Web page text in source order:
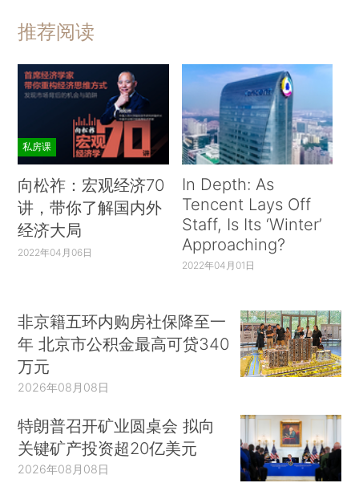
推荐阅读
私房课
向松祚：宏观经济70
讲，带你了解国内外
经济大局
2022年04月06日
In Depth: As
Tencent Lays Off
Staff, Is Its ‘Winter’
Approaching?
2022年04月01日
非京籍五环内购房社保降至一
年 北京市公积金最高可贷340
万元
2026年08月08日
特朗普召开矿业圆桌会 拟向
关键矿产投资超20亿美元
2026年08月08日